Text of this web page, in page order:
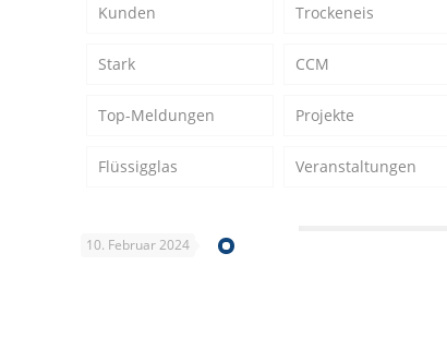
Kunden Trockeneis
Stark CCM
Top-Meldungen Projekte
Flüssigglas Veranstaltungen
10. Februar 2024